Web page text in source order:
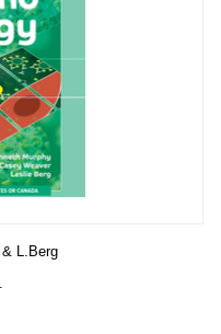
L.Berg